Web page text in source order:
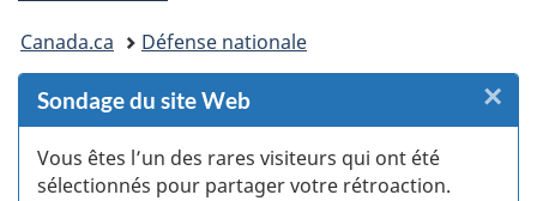
Vous
êtes
ici :
Canada.ca Défense nationale
Sondage du site Web
Vous êtes l’un des rares visiteurs qui ont été
sélectionnés pour partager votre rétroaction.
×